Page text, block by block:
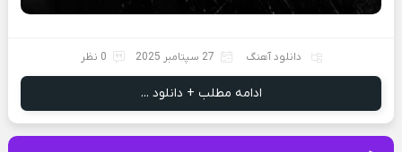
دانلود آهنگ 27 سپتامبر 2025 0 نظر
ادامه مطلب + دانلود ...